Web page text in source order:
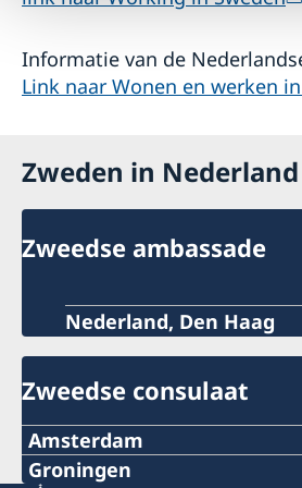
Informatie van de
Link naar Wonen en werken
Zweden in Nederland
Zweedse ambassade
Nederland, Den Haag
Zweedse consulaat
Amsterdam
Telefoon:
Groningen